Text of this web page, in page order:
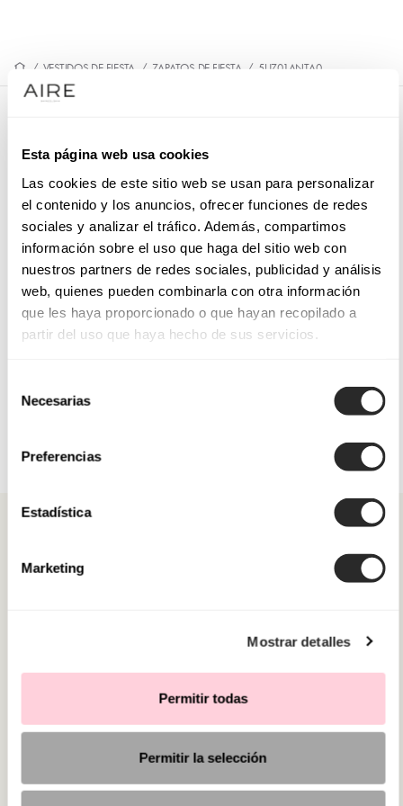
Esta página web usa cookies
Las cookies de este sitio web se usan para personalizar
el contenido y los anuncios, ofrecer funciones de redes
sociales y analizar el tráfico. Además, compartimos
información sobre el uso que haga del sitio web con
nuestros partners de redes sociales, publicidad y análisis
web, quienes pueden combinarla con otra información
que les haya proporcionado o que hayan recopilado a
partir del uso que haya hecho de sus servicios.
Necesarias
Preferencias
Estadística
Marketing
Mostrar detalles
Permitir todas
Permitir la selección
/ VESTIDOS DE FIESTA / ZAPATOS DE FIESTA / 5UZ01ANTA0
Sandalia de cocktail en ante. Con plataforma, tacón alto y
hebilla redonda forrada.
PIDE CITA
¿NECESITAS AYUDA?
PUNTOS DE VENTA